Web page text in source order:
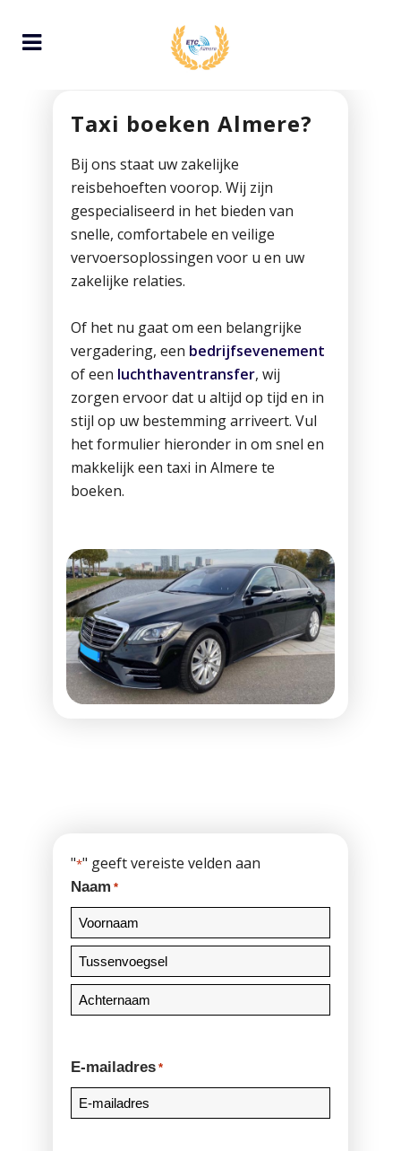
Taxi boeken Almere?
Bij ons staat uw zakelijke
reisbehoeften voorop. Wij zijn
gespecialiseerd in het bieden van
snelle, comfortabele en veilige
vervoersoplossingen voor u en uw
zakelijke relaties.
Of het nu gaat om een belangrijke
vergadering, een bedrijfsevenement
of een luchthaventransfer, wij
zorgen ervoor dat u altijd op tijd en in
stijl op uw bestemming arriveert. Vul
het formulier hieronder in om snel en
makkelijk een taxi in Almere te
boeken.
"*" geeft vereiste velden aan
Naam *
Voornaam
Tussenvoegsel
E-mailadres *